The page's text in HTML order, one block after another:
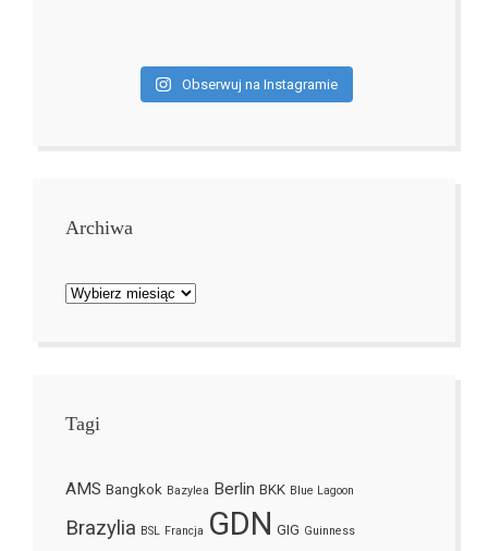
Obserwuj na Instagramie
Archiwa
Archiwa
Tagi
AMS Bangkok Bazylea Berlin BKK Blue Lagoon
Brazylia BSL Francja GDN GIG Guinness